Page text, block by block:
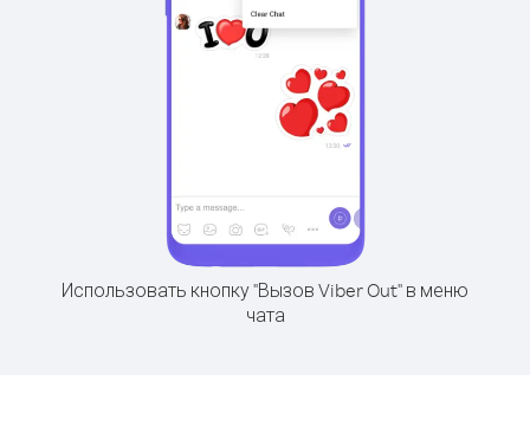
Использовать кнопку "Вызов Viber Out" в меню
чата